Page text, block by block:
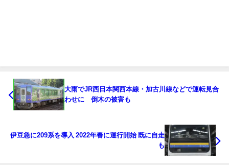
大雨でJR西日本関西本線・加古川線などで運転見合
わせに 倒木の被害も
伊豆急に209系を導入 2022年春に運行開始 既に自走
も